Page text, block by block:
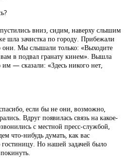
вниз, сидим, наверху слышим
шла зачистка по городу. Прибежали
они. Мы слышали только: «Выходите
в подвал гранату кинем». Вышла
им — сказали: «Здесь никого нет,
если бы не они, возможно,
Вдруг появилась связь на какое-
с местной пресс-службой,
что-нибудь думать, как вас
гостиницу. Но нашей задачей было